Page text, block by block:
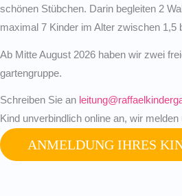
schönen Stübchen. Darin begleiten 2
maximal 7 Kinder im Alter zwischen 1,5
Ab Mitte August 2026 haben wir zwei
gar­ten­gruppe.
Schreiben Sie an
Kind unver­bindlich online an, wir
ANMELDUNG IHRES